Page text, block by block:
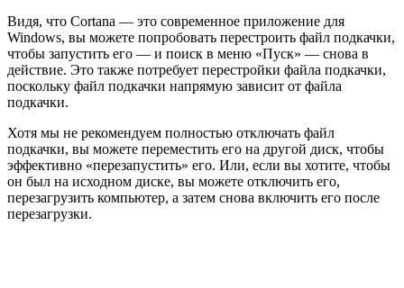
Видя, что Cortana — это современное приложение для
Windows, вы можете попробовать перестроить файл подкачки,
чтобы запустить его — и поиск в меню «Пуск» — снова в
действие. Это также потребует перестройки файла подкачки,
поскольку файл подкачки напрямую зависит от файла
подкачки.
Хотя мы не рекомендуем полностью отключать файл
подкачки, вы можете переместить его на другой диск, чтобы
эффективно «перезапустить» его. Или, если вы хотите, чтобы
он был на исходном диске, вы можете отключить его,
перезагрузить компьютер, а затем снова включить его после
перезагрузки.